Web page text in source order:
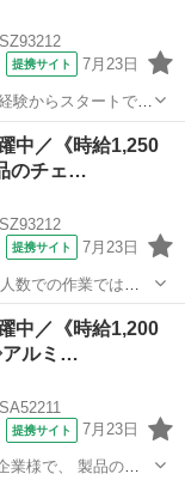
提携サイト 7月23日
ークです♪
中／《時給1,250
のチェ…
提携サイト 7月23日
ースで作業を進め
中／《時給1,200
アルミ…
提携サイト 7月23日